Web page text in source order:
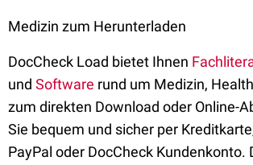
Medizin zum Herunterladen
DocCheck Load bietet Ihnen
und Software rund um Medizin,
zum direkten Download oder Online-
Sie bequem und sicher per
PayPal oder DocCheck Kundenkonto.